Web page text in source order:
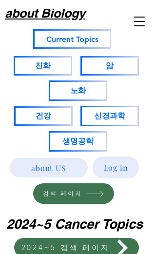
about Biology
Current Topics
진화 암
노화
건강 신경과학
생명공학
about US Log in
검색 페이지
2024~5 Cancer Topics
2024~5 검색 페이지